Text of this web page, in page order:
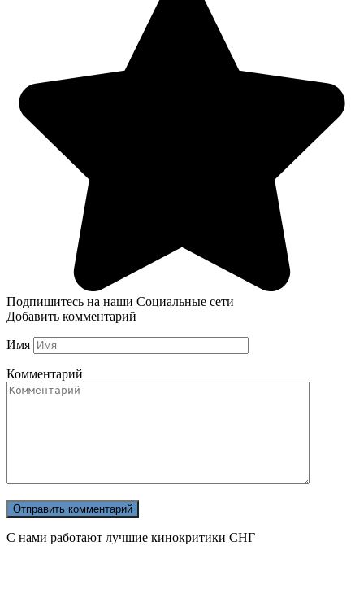
Подпишитесь на наши Социальные сети
Добавить комментарий
Имя
Комментарий
С нами работают лучшие кинокритики СНГ